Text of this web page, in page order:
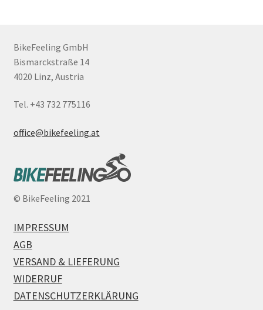
BikeFeeling GmbH
Bismarckstraße 14
4020 Linz, Austria
Tel. +43 732 775116
office@bikefeeling.at
© BikeFeeling 2021
IMPRESSUM
AGB
VERSAND & LIEFERUNG
WIDERRUF
DATENSCHUTZERKLÄRUNG